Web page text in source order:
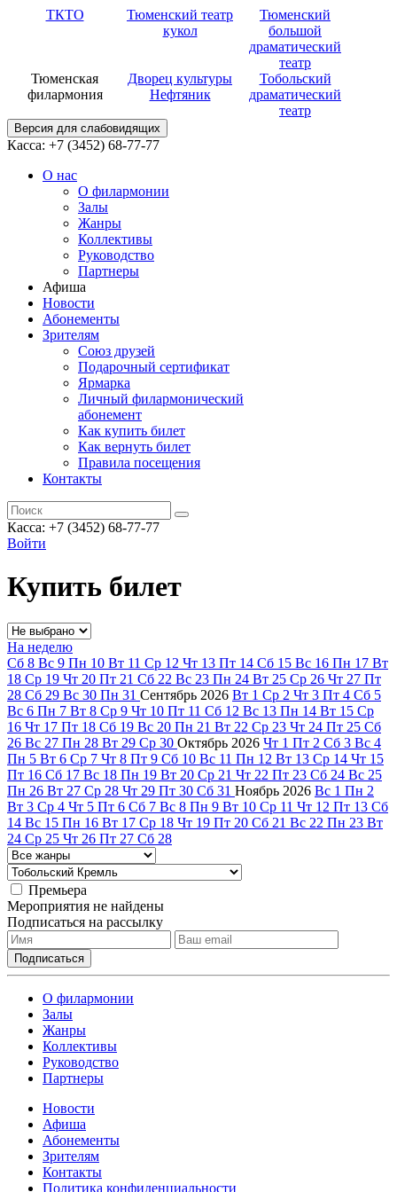
ТКТО
Тюменский театр
кукол
Тюменский
большой
драматический
театр
Тюменская
филармония
Дворец культуры
Нефтяник
Тобольский
драматический
театр
Версия для слабовидящих
Касса: +7 (3452) 68-77-77
О нас
О филармонии
Залы
Жанры
Коллективы
Руководство
Партнеры
Афиша
Новости
Абонементы
Зрителям
Союз друзей
Подарочный сертификат
Ярмарка
Личный филармонический
абонемент
Как купить билет
Как вернуть билет
Правила посещения
Контакты
Касса: +7 (3452) 68-77-77
Войти
Купить билет
На неделю
Сб 8 Вс 9 Пн 10 Вт 11 Ср 12 Чт 13 Пт 14 Сб 15 Вс 16 Пн 17 Вт
18 Ср 19 Чт 20 Пт 21 Сб 22 Вс 23 Пн 24 Вт 25 Ср 26 Чт 27 Пт
28 Сб 29 Вс 30 Пн 31 Сентябрь 2026 Вт 1 Ср 2 Чт 3 Пт 4 Сб 5
Вс 6 Пн 7 Вт 8 Ср 9 Чт 10 Пт 11 Сб 12 Вс 13 Пн 14 Вт 15 Ср
16 Чт 17 Пт 18 Сб 19 Вс 20 Пн 21 Вт 22 Ср 23 Чт 24 Пт 25 Сб
26 Вс 27 Пн 28 Вт 29 Ср 30 Октябрь 2026 Чт 1 Пт 2 Сб 3 Вс 4
Пн 5 Вт 6 Ср 7 Чт 8 Пт 9 Сб 10 Вс 11 Пн 12 Вт 13 Ср 14 Чт 15
Пт 16 Сб 17 Вс 18 Пн 19 Вт 20 Ср 21 Чт 22 Пт 23 Сб 24 Вс 25
Пн 26 Вт 27 Ср 28 Чт 29 Пт 30 Сб 31 Ноябрь 2026 Вс 1 Пн 2
Вт 3 Ср 4 Чт 5 Пт 6 Сб 7 Вс 8 Пн 9 Вт 10 Ср 11 Чт 12 Пт 13 Сб
14 Вс 15 Пн 16 Вт 17 Ср 18 Чт 19 Пт 20 Сб 21 Вс 22 Пн 23 Вт
24 Ср 25 Чт 26 Пт 27 Сб 28
Премьера
Мероприятия не найдены
Подписаться на рассылку
О филармонии
Залы
Жанры
Коллективы
Руководство
Партнеры
Новости
Афиша
Абонементы
Зрителям
Контакты
Политика конфиденциальности